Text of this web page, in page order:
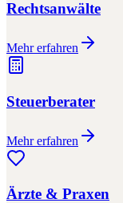
Rechtsanwälte
Mehr erfahren
Steuerberater
Mehr erfahren
Ärzte & Praxen